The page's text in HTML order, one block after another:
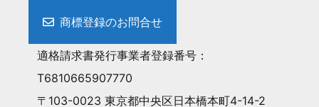
商標登録のお問合せ
適格請求書発行事業者登録番号：
T6810665907770
〒103-0023 東京都中央区日本橋本町4-14-2